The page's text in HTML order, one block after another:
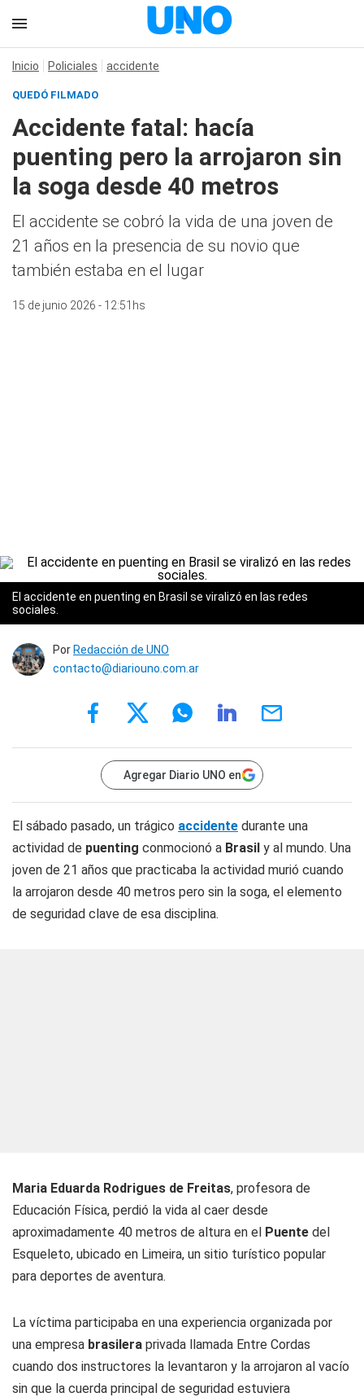
Inicio Policiales accidente
QUEDÓ FILMADO
Accidente fatal: hacía
puenting pero la arrojaron sin
la soga desde 40 metros
El accidente se cobró la vida de una joven de
21 años en la presencia de su novio que
también estaba en el lugar
15 de junio 2026 - 12:51hs
El accidente en puenting en Brasil se viralizó en las redes
sociales.
Por Redacción de UNO
contacto@diariouno.com.ar
Agregar Diario UNO en
El sábado pasado, un trágico accidente durante una
actividad de puenting conmocionó a Brasil y al mundo. Una
joven de 21 años que practicaba la actividad murió cuando
la arrojaron desde 40 metros pero sin la soga, el elemento
de seguridad clave de esa disciplina.
Maria Eduarda Rodrigues de Freitas, profesora de
Educación Física, perdió la vida al caer desde
aproximadamente 40 metros de altura en el Puente del
Esqueleto, ubicado en Limeira, un sitio turístico popular
para deportes de aventura.
La víctima participaba en una experiencia organizada por
una empresa brasilera privada llamada Entre Cordas
cuando dos instructores la levantaron y la arrojaron al vacío
sin que la cuerda principal de seguridad estuviera